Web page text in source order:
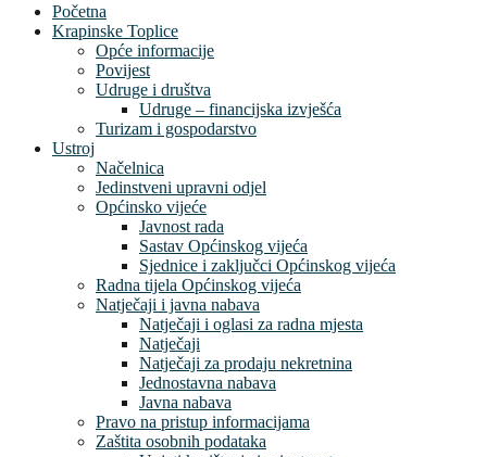
Početna
Krapinske Toplice
Opće informacije
Povijest
Udruge i društva
Udruge – financijska izvješća
Turizam i gospodarstvo
Ustroj
Načelnica
Jedinstveni upravni odjel
Općinsko vijeće
Javnost rada
Sastav Općinskog vijeća
Sjednice i zaključci Općinskog vijeća
Radna tijela Općinskog vijeća
Natječaji i javna nabava
Natječaji i oglasi za radna mjesta
Natječaji
Natječaji za prodaju nekretnina
Jednostavna nabava
Javna nabava
Pravo na pristup informacijama
Zaštita osobnih podataka